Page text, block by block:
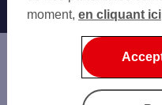
CAMPING LES SABLONS
PORTIRAGNES PLAGES
moment, en cliquant ici